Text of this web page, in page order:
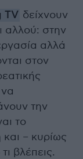
TV δείχνουν
αλλού: στην
αλλά
στον
την
το
– κυρίως
βλέπεις.